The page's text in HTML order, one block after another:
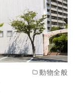
動物全般